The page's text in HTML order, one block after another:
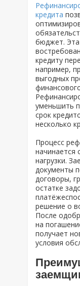
кредита
бюджет. Эта
кредиту
например,
выгодных
уменьшить
срок
несколько
Процесс
начинается
нагрузки.
документы
договоры,
остатке
решение о
После
на
получает
условия